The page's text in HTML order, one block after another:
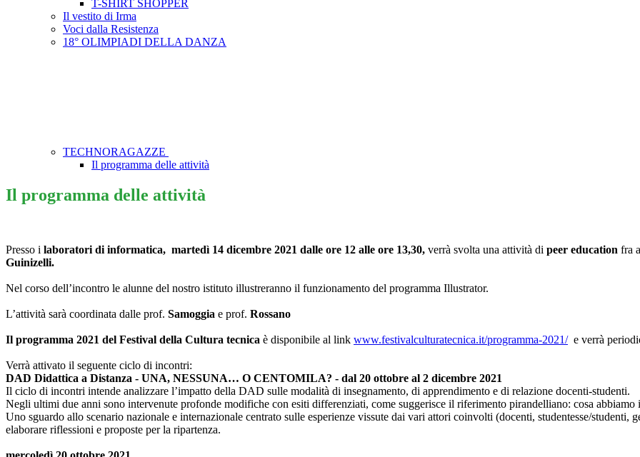
T-SHIRT SHOPPER
Il vestito di Irma
Voci dalla Resistenza
18° OLIMPIADI DELLA DANZA
TECHNORAGAZZE
Il programma delle attività
Il programma delle attività
Presso i laboratori di informatica, martedì 14 dicembre 2021 dalle ore 12 alle ore 13,30, verrà svolta una attività di peer education fra
Guinizelli.
Nel corso dell’incontro le alunne del nostro istituto illustreranno il funzionamento del programma Illustrator.
L’attività sarà coordinata dalle prof. Samoggia e prof. Rossano
Il programma 2021 del Festival della Cultura tecnica è disponibile al link www.festivalculturatecnica.it/programma-2021/e verrà
Verrà attivato il seguente ciclo di incontri:
DAD Didattica a Distanza - UNA, NESSUNA… O CENTOMILA? - dal 20 ottobre al 2 dicembre 2021
Il ciclo di incontri intende analizzare l’impatto della DAD sulle modalità di insegnamento, di apprendimento e di relazione docenti-studenti.
Negli ultimi due anni sono intervenute profonde modifiche con esiti differenziati, come suggerisce il riferimento pirandelliano: cosa abbiamo
Uno sguardo allo scenario nazionale e internazionale centrato sulle esperienze vissute dai vari attori coinvolti (docenti, studentesse/studenti,
elaborare riflessioni e proposte per la ripartenza.